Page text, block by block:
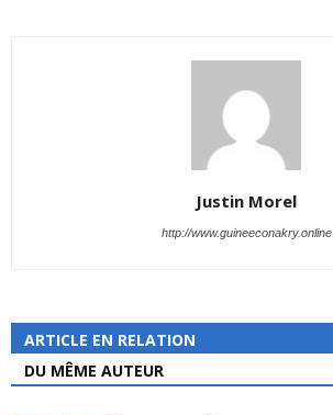
Justin Morel
http://www.guineeconakry.online
ARTICLE EN RELATION
DU MÊME AUTEUR